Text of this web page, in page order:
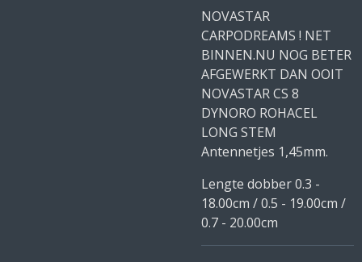
NOVASTAR
CARPODREAMS ! NET
BINNEN.NU NOG BETER
AFGEWERKT DAN OOIT
NOVASTAR CS 8
DYNORO ROHACEL
LONG STEM
Antennetjes 1,45mm.
Lengte dobber 0.3 -
18.00cm / 0.5 - 19.00cm /
0.7 - 20.00cm